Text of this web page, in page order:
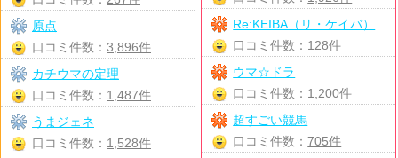
Re:KEIBA（リ・ケイバ）
口コミ件数： 128件
ウマ☆ドラ
口コミ件数： 1,200件
超すごい競馬
口コミ件数：705件
原点
口コミ件数： 3,896件
カチウマの定理
口コミ件数： 1,487件
うまジェネ
口コミ件数： 1,528件